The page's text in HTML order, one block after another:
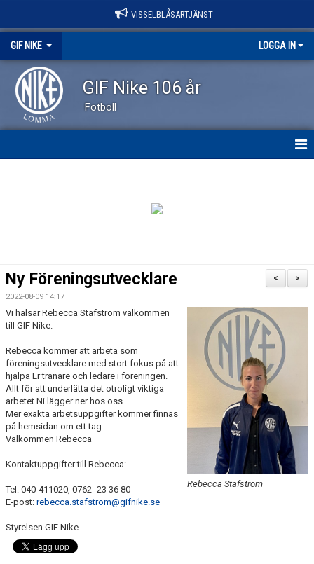
VISSELBLÅSARTJÄNST
GIF NIKE LOGGA IN
GIF Nike 106 år
Fotboll
EVENEMANG
FÖRENINGSKALENDER
KIOSK OCH BOLLSERVICE
INFORMATION
IDROTTSFÖRSÄKRING
KONTAKT
TRYGG IDROTT
>
<
Ny Föreningsutvecklare
2022-08-09 14:17
Rebecca Stafström
Vi hälsar Rebecca Stafström välkommen
till GIF Nike.
Rebecca kommer att arbeta som
föreningsutvecklare med stort fokus på att
hjälpa Er tränare och ledare i föreningen.
Allt för att underlätta det otroligt viktiga
arbetet Ni lägger ner hos oss.
Mer exakta arbetsuppgifter kommer finnas
på hemsidan om ett tag.
Välkommen Rebecca
Kontaktuppgifter till Rebecca:
Tel: 040-411020, 0762 -23 36 80
E-post: rebecca.stafstrom@gifnike.se
Styrelsen GIF Nike